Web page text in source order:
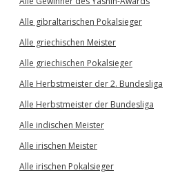
Alle gibraltarischen Pokalsieger
Alle griechischen Meister
Alle griechischen Pokalsieger
Alle Herbstmeister der 2. Bundesliga
Alle Herbstmeister der Bundesliga
Alle indischen Meister
Alle irischen Meister
Alle irischen Pokalsieger